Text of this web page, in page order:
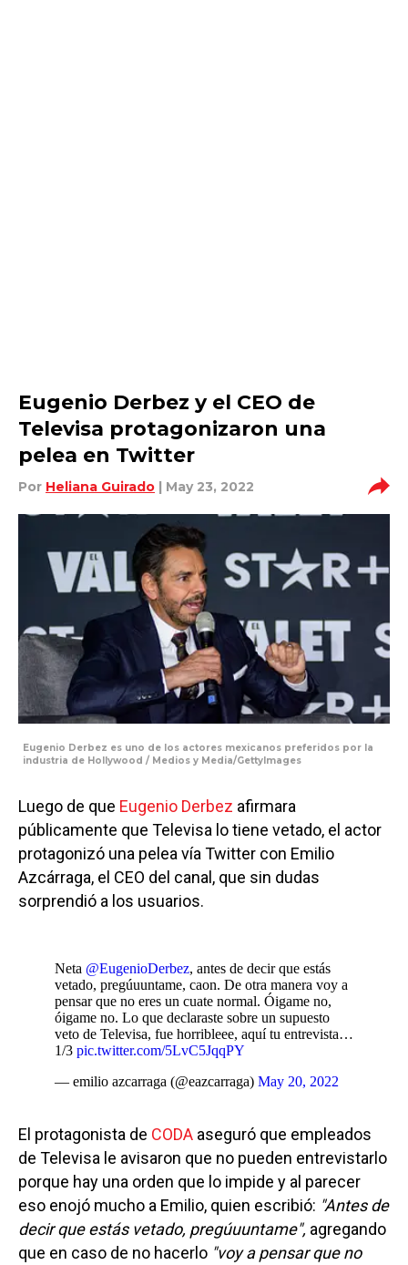
Eugenio Derbez y el CEO de
Televisa protagonizaron una
pelea en Twitter
Por Heliana Guirado | May 23, 2022
Eugenio Derbez es uno de los actores mexicanos preferidos por la
industria de Hollywood / Medios y Media/GettyImages
Luego de que Eugenio Derbez afirmara
públicamente que Televisa lo tiene vetado, el actor
protagonizó una pelea vía Twitter con Emilio
Azcárraga, el CEO del canal, que sin dudas
sorprendió a los usuarios.
Neta @EugenioDerbez, antes de decir que estás
vetado, pregúuuntame, caon. De otra manera voy a
pensar que no eres un cuate normal. Óigame no,
óigame no. Lo que declaraste sobre un supuesto
veto de Televisa, fue horribleee, aquí tu entrevista…
1/3 pic.twitter.com/5LvC5JqqPY
— emilio azcarraga (@eazcarraga) May 20, 2022
El protagonista de CODA aseguró que empleados
de Televisa le avisaron que no pueden entrevistarlo
porque hay una orden que lo impide y al parecer
eso enojó mucho a Emilio, quien escribió: "Antes de
decir que estás vetado, pregúuuntame", agregando
que en caso de no hacerlo "voy a pensar que no